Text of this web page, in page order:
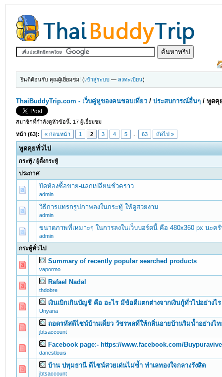
ยินดีต้อนรับ คุณผู้เยี่ยมชม! (เข้าสู่ระบบ — ลงทะเบียน)
ThaiBuddyTrip.com - เว็บคู่หูของคนชอบเที่ยว /ประสบการณ์อื่นๆ /พูดคุ
สมาชิกที่กำลังดูหัวข้อนี้: 17 ผู้เยี่ยมชม
หน้า (63): « ก่อนหน้า 1 2 3 4 5 63 ถัดไป »
พูดคุยทั่วไป
กระทู้ /ผู้ตั้งกระทู้
ประกาศ
ปิดห้องซื้อขาย-แลกเปลี่ยนชั่วคราว
admin
วิธีการแทรกรูปภาพลงในกระทู้ ให้ดูสวยงาม
admin
ขนาดภาพที่เหมาะๆ ในการลงในเว็บบอร์ดนี้ คือ 480x360 px นะค
admin
กระทู้ทั่วไป
Summary of recently popular searched products
vapormo
0 Vote(s) - 0 out of 5 in Average
12345
Rafael Nadal
thdobre
0 Vote(s) - 0 out of 5 in Average
เงินเบิกเกินบัญชี คือ อะไร มีข้อดีแตกต่างจากเงินกู้ทั่วไปอย่างไร
Unyana
0 Vote(s) - 0 out of 5 in Average
12 345
ถอดรหัสดีไซน์บ้านเดี่ยว วัชรพลที่ให้กลิ่นอายบ้านริมน้ำอย่างไ
jbtsaccount
0 Vote(s) - 0 out of 5 in Average
1234 5
Facebook page:- https://www.facebook.com/
danestlouis
0 Vote(s) - 0 out of 5 in Average
1 2345
บ้าน ปทุมธานี ดีไซน์สวยเด่นไม่ซ้ำ ทำเลทองใจกลางรังสิต
jbtsaccount
0 Vote(s) - 0 out of 5 in Average
12345